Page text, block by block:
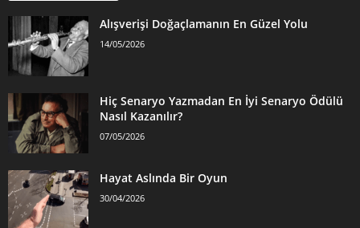
Alışverişi Doğaçlamanın En Güzel Yolu
14/05/2026
Hiç Senaryo Yazmadan En İyi Senaryo Ödülü
Nasıl Kazanılır?
07/05/2026
Hayat Aslında Bir Oyun
30/04/2026